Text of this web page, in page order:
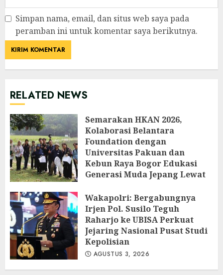
Simpan nama, email, dan situs web saya pada
peramban ini untuk komentar saya berikutnya.
RELATED NEWS
Semarakan HKAN 2026,
Kolaborasi Belantara
Foundation dengan
Universitas Pakuan dan
Kebun Raya Bogor Edukasi
Generasi Muda Jepang Lewat
Kebun Raya Bogor
AGUSTUS 3, 2026
Wakapolri: Bergabungnya
Irjen Pol. Susilo Teguh
Raharjo ke UBISA Perkuat
Jejaring Nasional Pusat Studi
Kepolisian
AGUSTUS 3, 2026